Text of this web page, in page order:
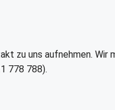
zu uns aufnehmen.
778 788).